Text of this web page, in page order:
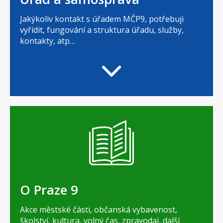
Jakýkoliv kontakt s úřadem MČP9, potřebuji
vyřídit, fungování a struktura úřadu, služby,
kontakty, atp…
O Praze 9
Akce městské části, občanská vybavenost,
školství, kultura, volný čas, zpravodaj, další